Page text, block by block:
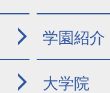
学園紹介
大学院